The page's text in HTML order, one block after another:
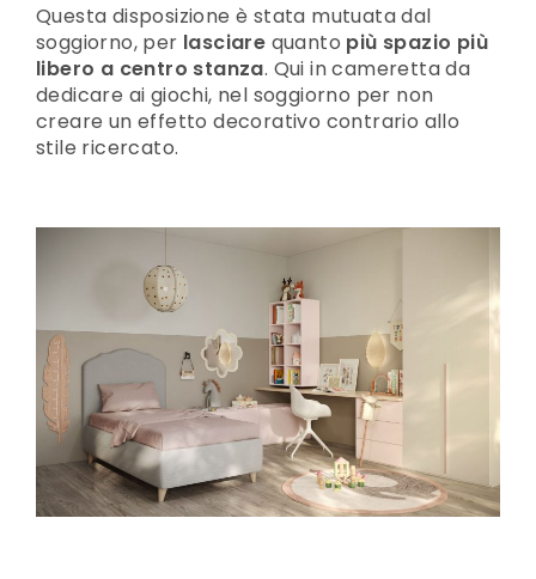
Questa disposizione è stata mutuata dal
soggiorno, per lasciare quanto più spazio più
libero a centro stanza. Qui in cameretta da
dedicare ai giochi, nel soggiorno per non
creare un effetto decorativo contrario allo
stile ricercato.